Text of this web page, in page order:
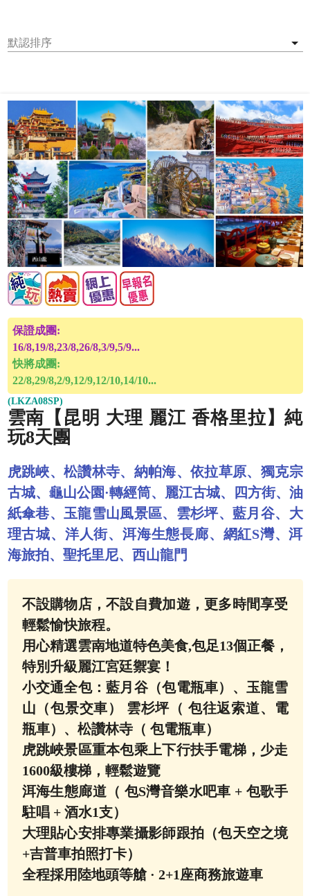
保證成團:
16/8,19/8,23/8,26/8,3/9,5/9...
快將成團:
22/8,29/8,2/9,12/9,12/10,14/10...
(LKZA08SP)
雲南【昆明 大理 麗江 香格里拉】純
玩8天團
虎跳峽、松讚林寺、納帕海、依拉草原、獨克宗
古城、龜山公園·轉經筒、麗江古城、四方街、油
紙傘巷、玉龍雪山風景區、雲杉坪、藍月谷、大
理古城、洋人街、洱海生態長廊、網紅S灣、洱
海旅拍、聖托里尼、西山龍門
不設購物店，不設自費加遊，更多時間享受
輕鬆愉快旅程。
用心精選雲南地道特色美食,包足13個正餐，
特別升級麗江宮廷禦宴！
小交通全包：藍月谷（包電瓶車）、玉龍雪
山（包景交車） 雲杉坪（ 包往返索道、電
瓶車）、松讚林寺（ 包電瓶車）
虎跳峽景區重本包乘上下行扶手電梯，少走
1600級樓梯，輕鬆遊覽
洱海生態廊道（ 包S灣音樂水吧車 + 包歌手
駐唱 + 酒水1支）
大理貼心安排專業攝影師跟拍（包天空之境
+吉普車拍照打卡）
全程採用陸地頭等艙 · 2+1座商務旅遊車